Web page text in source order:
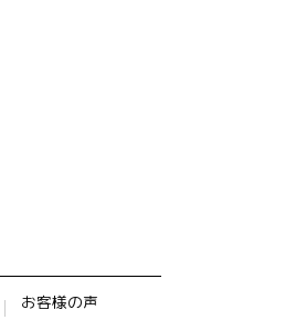
お客様の声